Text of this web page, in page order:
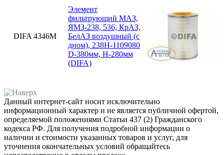
DIFA 4346М
Элемент
фильтрующий МАЗ,
ЯМЗ-238, 536, КрАЗ,
БелАЗ воздушный (с
дном), 238Н-1109080
D-380мм, H-280мм
(DIFA)
Данный интернет-сайт носит исключительно
информационный характер и не является публичной офертой,
определяемой положениями Статьи 437 (2) Гражданского
кодекса РФ. Для получения подробной информации о
наличии и стоимости указанных товаров и услуг, для
уточнения окончательных условий обращайтесь